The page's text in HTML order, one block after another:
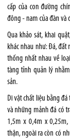
cấp của con đường
đông - nam của đàn và
Qua khảo sát, khai
khác nhau như: Đá, đất
thống nhất nhau về
tàng tỉnh quản lý
sản.
Di vật chất liệu bằng
và những mảnh đá có
1,5m x 0,4m x
thận, ngoài ra còn có